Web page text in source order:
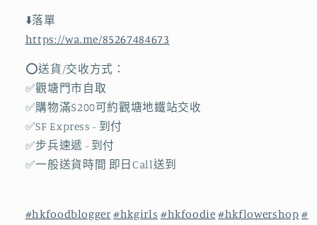
｜
針
織
花
束
｜
網
上
訂
｜
針
織
花
束
｜
網
上
訂
｜
⬇️落單
https://wa.me/85267484673
⭕️送貨/交收方式：
✅觀塘門市自取
✅購物滿$200可約觀塘地鐵站交收
✅SF Express - 到付
✅步兵速遞 - 到付
✅一般送貨時間 即日Call送到
#hkfoodblogger #hkgirls #hkfoodie #hkflowershop #